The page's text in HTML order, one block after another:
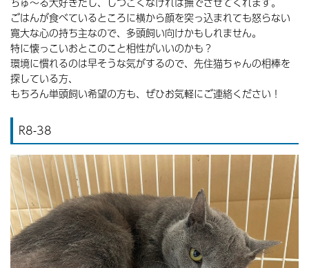
ごはんが食べているところに横から顔を突っ込まれても怒らない
寛大な心の持ち主なので、多頭飼い向けかもしれません。
特に懐っこいおとこのこと相性がいいのかも？
環境に慣れるのは早そうな気がするので、先住猫ちゃんの相棒を
探している方、
もちろん単頭飼い希望の方も、ぜひお気軽にご連絡ください！
R8-38